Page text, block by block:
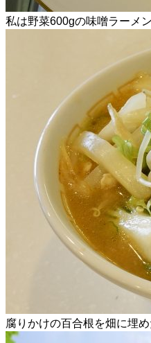
私は野菜600gの味噌ラーメ
腐りかけの百合根を畑に埋